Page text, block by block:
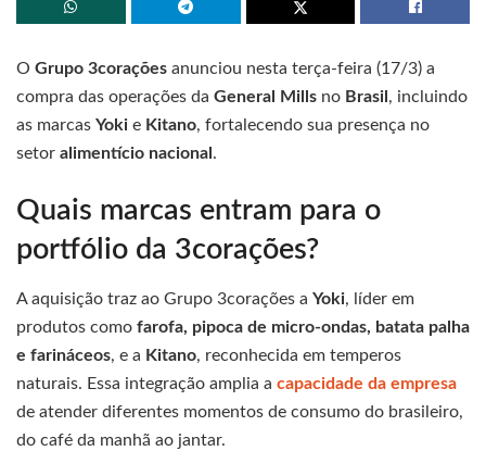
O Grupo 3corações anunciou nesta terça-feira (17/3) a
compra das operações da General Mills no Brasil , incluindo
as marcas Yoki e Kitano, fortalecendo sua presença no
setor alimentício nacional .
Quais marcas entram para o
portfólio da 3corações?
A aquisição traz ao Grupo 3corações a Yoki, líder em
produtos como farofa, pipoca de micro-ondas, batata palha
e farináceos, e a Kitano, reconhecida em temperos
naturais. Essa integração amplia a capacidade da empresa
de atender diferentes momentos de consumo do brasileiro,
do café da manhã ao jantar.